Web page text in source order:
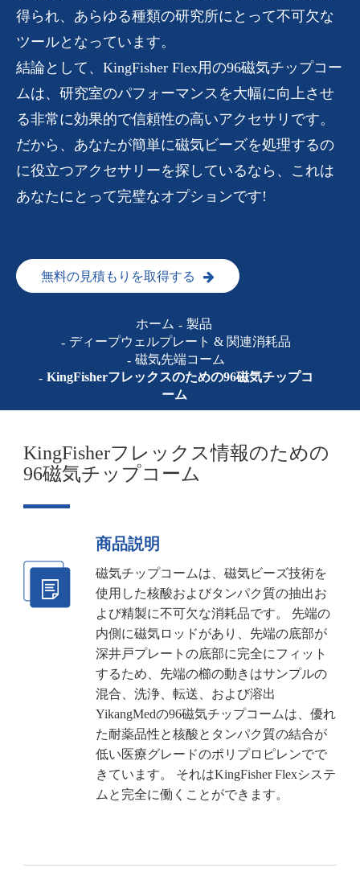
得られ、あらゆる種類の研究所にとって不可欠な
ツールとなっています。
結論として、KingFisher Flex用の96磁気チップコー
ムは、研究室のパフォーマンスを大幅に向上させ
る非常に効果的で信頼性の高いアクセサリです。
だから、あなたが簡単に磁気ビーズを処理するの
に役立つアクセサリーを探しているなら、これは
あなたにとって完璧なオプションです!
無料の見積もりを取得する
ホーム
製品
ディープウェルプレート & 関連消耗品
磁気先端コーム
KingFisherフレックスのための96磁気チップコ
ーム
KingFisherフレックス情報のための
96磁気チップコーム
商品説明
磁気チップコームは、磁気ビーズ技術を
使用した核酸およびタンパク質の抽出お
よび精製に不可欠な消耗品です。 先端の
内側に磁気ロッドがあり、先端の底部が
深井戸プレートの底部に完全にフィット
するため、先端の櫛の動きはサンプルの
混合、洗浄、転送、および溶出
YikangMedの96磁気チップコームは、優れ
た耐薬品性と核酸とタンパク質の結合が
低い医療グレードのポリプロピレンでで
きています。 それはKingFisher Flexシステ
ムと完全に働くことができます。